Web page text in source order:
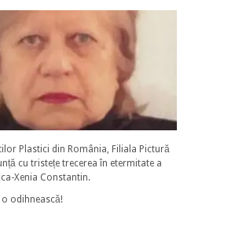
Plastici din România, Filiala Pictură
cu tristețe trecerea în etermitate a
Xenia Constantin.
o odihnească!